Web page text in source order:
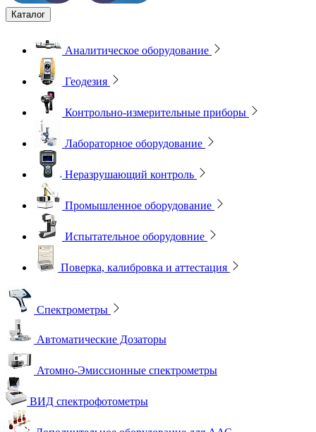
Каталог
Аналитическое оборудование
Геодезия
Контрольно-измерительные приборы
Лабораторное оборудование
Неразрушающий контроль
Промышленное оборудование
Испытательное оборудовние
Поверка, калибровка и аттестация
Спектрометры
Автоматические Дозаторы
Атомно-Эмиссионные спектрометры
ВИД спектрофотометры